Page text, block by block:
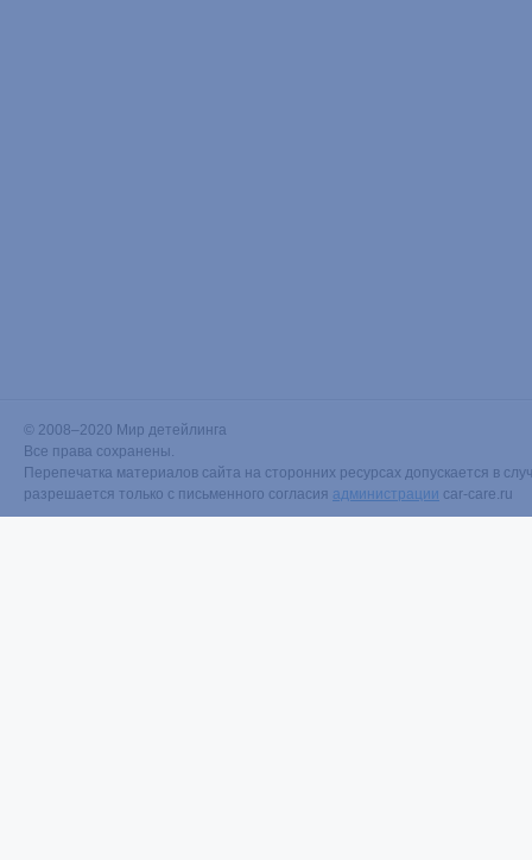
© 2008–2020 Мир детейлинга
Все права сохранены.
Перепечатка материалов сайта на сторонних ресурсах допускается в
разрешается только с письменного согласия администрации car-care.ru